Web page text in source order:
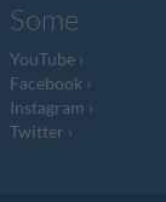
Some
YouTube
Facebook
Instagram
Twitter